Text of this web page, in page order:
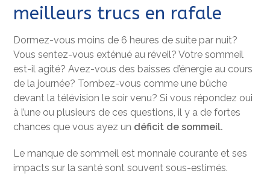
meilleurs trucs en rafale
Dormez-vous moins de 6 heures de suite par nuit?
Vous sentez-vous exténué au réveil? Votre sommeil
est-il agité? Avez-vous des baisses d’énergie au cours
de la journée? Tombez-vous comme une bûche
devant la télévision le soir venu? Si vous répondez oui
à l’une ou plusieurs de ces questions, il y a de fortes
chances que vous ayez un déficit de sommeil.
Le manque de sommeil est monnaie courante et ses
impacts sur la santé sont souvent sous-estimés.